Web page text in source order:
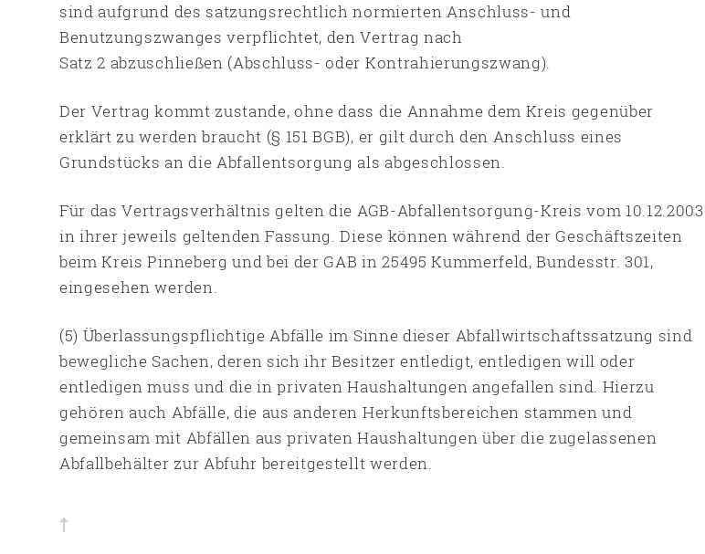
sind aufgrund des satzungsrechtlich normierten Anschluss- und
Benutzungszwanges verpflichtet, den Vertrag nach
Satz 2 abzuschließen (Abschluss- oder Kontrahierungszwang).
Der Vertrag kommt zustande, ohne dass die Annahme dem Kreis gegenüber
erklärt zu werden braucht (§ 151 BGB), er gilt durch den Anschluss eines
Grundstücks an die Abfallentsorgung als abgeschlossen.
Für das Vertragsverhältnis gelten die AGB-Abfallentsorgung-Kreis vom 10.12.2003
in ihrer jeweils geltenden Fassung. Diese können während der Geschäftszeiten
beim Kreis Pinneberg und bei der GAB in 25495 Kummerfeld, Bundesstr. 301,
eingesehen werden.
(5) Überlassungspflichtige Abfälle im Sinne dieser Abfallwirtschaftssatzung sind
bewegliche Sachen, deren sich ihr Besitzer entledigt, entledigen will oder
entledigen muss und die in privaten Haushaltungen angefallen sind. Hierzu
gehören auch Abfälle, die aus anderen Herkunftsbereichen stammen und
gemeinsam mit Abfällen aus privaten Haushaltungen über die zugelassenen
Abfallbehälter zur Abfuhr bereitgestellt werden.